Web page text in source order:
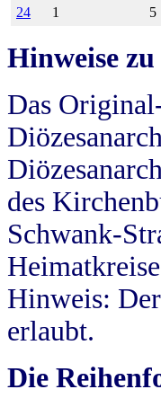
24
1 5
Hinweise
Das
des
Schwank-
Hinweis:
erlaubt.
Die